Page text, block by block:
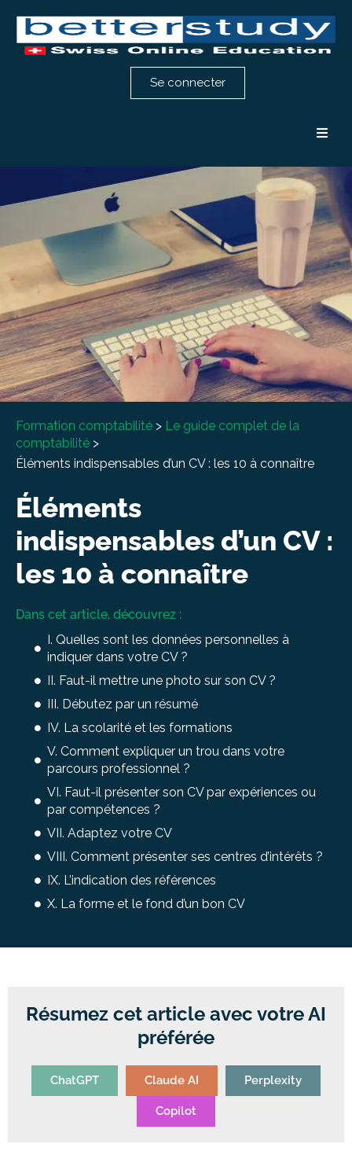
Formation comptabilité
Formation RH
Notre méthode
Témoignages
À propos
Se connecter
Formation comptabilité > Le guide complet de la
comptabilité >
Éléments indispensables d’un CV : les 10 à connaître
Éléments
indispensables d’un CV :
les 10 à connaître
Dans cet article, découvrez :
I. Quelles sont les données personnelles à
indiquer dans votre CV ?
II. Faut-il mettre une photo sur son CV ?
III. Débutez par un résumé
IV. La scolarité et les formations
V. Comment expliquer un trou dans votre
parcours professionnel ?
VI. Faut-il présenter son CV par expériences ou
par compétences ?
VII. Adaptez votre CV
VIII. Comment présenter ses centres d’intérêts ?
IX. L’indication des références
X. La forme et le fond d’un bon CV
Résumez cet article avec votre AI
préférée
ChatGPT Claude AI Perplexity
Copilot